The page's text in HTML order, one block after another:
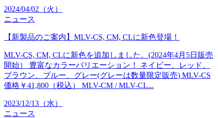
2024/04/02（火）
ニュース
【新製品のご案内】MLV-CS, CM, CLに新色登場！
MLV-CS, CM, CLに新色を追加しました。(2024年4月5日販売
開始） 豊富なカラーバリエーション！ ネイビー、レッド、
ブラウン、ブルー、グレー(グレーは数量限定販売) MLV-CS
価格￥41,800（税込） MLV-CM / MLV-CL...
2023/12/13（水）
ニュース